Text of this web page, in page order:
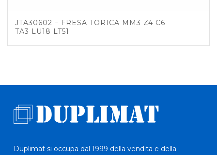
JTA30602 – FRESA TORICA MM3 Z4 C6
TA3 LU18 LT51
Duplimat si occupa dal 1999 della vendita e della